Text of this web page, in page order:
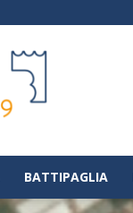
BATTIPAGLIA